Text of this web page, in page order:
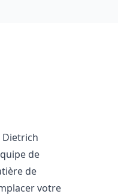
Dietrich
de
de
votre